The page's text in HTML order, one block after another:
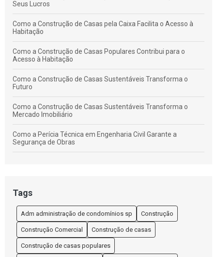
Seus Lucros
Como a Construção de Casas pela Caixa Facilita o Acesso à
Habitação
Como a Construção de Casas Populares Contribui para o
Acesso à Habitação
Como a Construção de Casas Sustentáveis Transforma o
Futuro
Como a Construção de Casas Sustentáveis Transforma o
Mercado Imobiliário
Como a Perícia Técnica em Engenharia Civil Garante a
Segurança de Obras
Como Elaborar um Contrato de Prestação de Serviços de
Construção Civil Empreitada Eficaz
Como Elaborar um Orçamento Eficiente para Construção de
Casas
Como Elaborar um Orçamento Preciso para Construção de
Casas
Tags
Adm administração de condomínios sp Construção
Construção Comercial Construção de casas
Construção de casas populares